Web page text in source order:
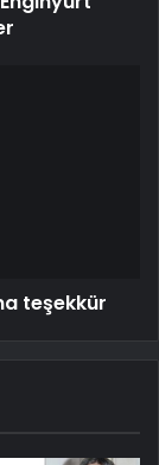
teşekkür